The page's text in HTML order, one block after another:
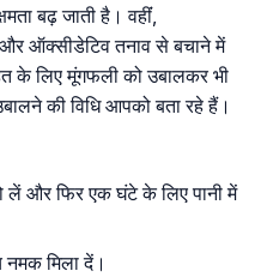
बढ़ जाती है। वहींं,
ऑक्सीडेटिव तनाव से बचाने में
के लिए मूंगफली को उबालकर भी
की विधि आपको बता रहे हैं।
और फिर एक घंटे के लिए पानी में
मिला दें।